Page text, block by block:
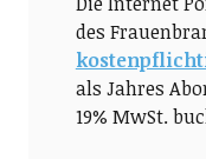
des
als Jahres
19% MwSt.